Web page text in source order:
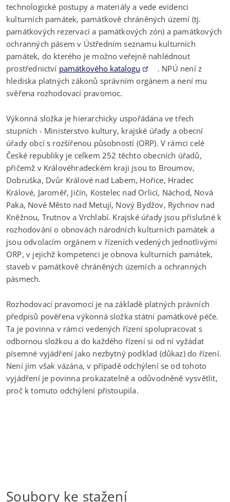
technologické postupy a materiály a vede evidenci
kulturních památek, památkově chráněných území (tj.
památkových rezervací a památkových zón) a památkových
ochranných pásem v Ústředním seznamu kulturních
památek, do kterého je možno veřejně nahlédnout
prostřednictví památkového katalogu
. NPÚ není z
hlediska platných zákonů správním orgánem a není mu
svěřena rozhodovací pravomoc.
Výkonná složka je hierarchicky uspořádána ve třech
stupních - Ministerstvo kultury, krajské úřady a obecní
úřady obcí s rozšířenou působností (ORP). V rámci celé
České republiky je celkem 252 těchto obecních úřadů,
přičemž v Královéhradeckém kraji jsou to Broumov,
Dobruška, Dvůr Králové nad Labem, Hořice, Hradec
Králové, Jaroměř, Jičín, Kostelec nad Orlicí, Náchod, Nová
Paka, Nové Město nad Metují, Nový Bydžov, Rychnov nad
Kněžnou, Trutnov a Vrchlabí. Krajské úřady jsou příslušné k
rozhodování o obnovách národních kulturních památek a
jsou odvolacím orgánem v řízeních vedených jednotlivými
ORP, v jejichž kompetenci je obnova kulturních památek,
staveb v památkově chráněných územích a ochranných
pásmech.
Rozhodovací pravomocí je na základě platných právních
předpisů pověřena výkonná složka státní památkové péče.
Ta je povinna v rámci vedených řízení spolupracovat s
odbornou složkou a do každého řízení si od ní vyžádat
písemné vyjádření jako nezbytný podklad (důkaz) do řízení.
Není jím však vázána, v případě odchýlení se od tohoto
vyjádření je povinna prokazatelně a odůvodněně vysvětlit,
proč k tomuto odchýlení přistoupila.
Soubory ke stažení